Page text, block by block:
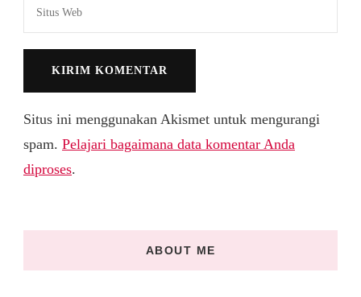
Situs ini menggunakan Akismet untuk mengurangi
spam. Pelajari bagaimana data komentar Anda
diproses.
ABOUT ME